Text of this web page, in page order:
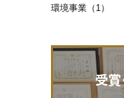
環境事業（1）